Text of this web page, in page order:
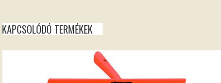
KAPCSOLÓDÓ TERMÉKEK